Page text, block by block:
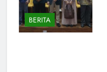
BERITA